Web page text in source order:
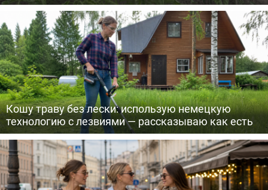
Кошу траву без лески: использую немецкую
технологию с лезвиями — рассказываю как есть